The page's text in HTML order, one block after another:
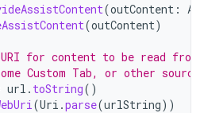
(outContent :
(outContent)
for content to be read from
Custom Tab, or other source
url . toString()
(Uri .parse(urlString))